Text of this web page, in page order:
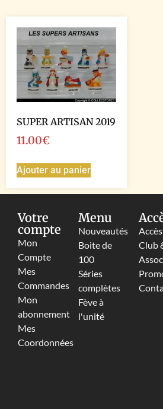
SUPER ARTISAN 2019
11.00€
Ajouter au panier
Votre
compte
Mon
Compte
Mes
Commandes
Mon
abonnement
Mes
Coordonnées
Menu
Nouveautés
Boite de
100
Séries
complètes
Fève à
l'unité
Club